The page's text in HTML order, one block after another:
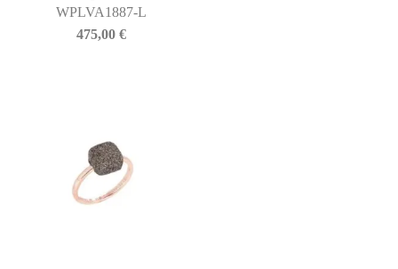
WPLVA1887-L
475,00 €